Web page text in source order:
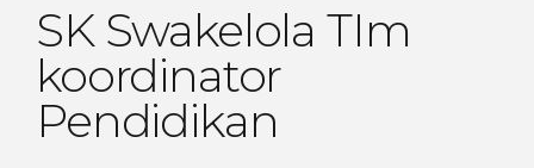
SK Swakelola TIm
koordinator
Pendidikan